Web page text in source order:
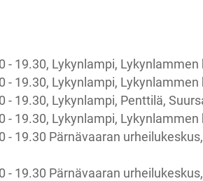
- 19.30, Lykynlampi,
- 19.30, Lykynlampi,
- 19.30, Lykynlampi, Penttilä,
- 19.30, Lykynlampi,
- 19.30 Pärnävaaran
- 19.30 Pärnävaaran